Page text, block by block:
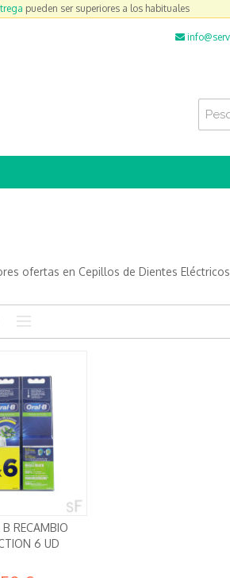
pueden ser superiores a los habituales
ofertas en Cepillos de Dientes
RECAMBIO
6 UD